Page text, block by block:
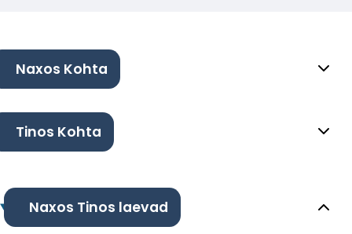
Naxos Kohta
Tinos Kohta
Naxos Tinos laevad